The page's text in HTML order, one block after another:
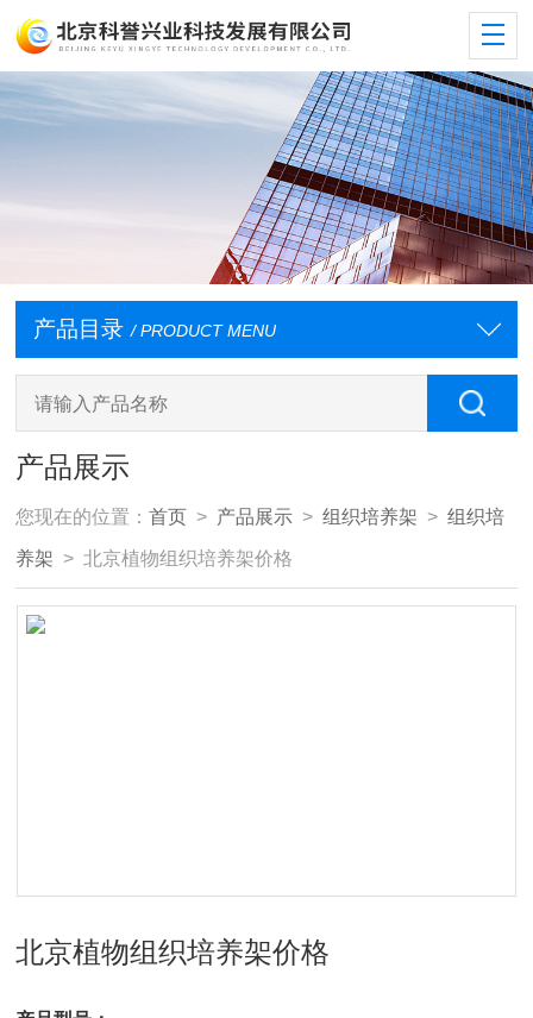
产品目录 / PRODUCT MENU
产品展示
您现在的位置：首页 > 产品展示 >组织培养架 >组织培
养架 > 北京植物组织培养架价格
北京植物组织培养架价格